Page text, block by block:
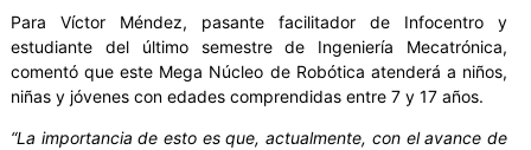
Para Víctor Méndez, pasante facilitador de Infocentro y
estudiante del último semestre de Ingeniería Mecatrónica,
comentó que este Mega Núcleo de Robótica atenderá a niños,
niñas y jóvenes con edades comprendidas entre 7 y 17 años.
“La importancia de esto es que, actualmente, con el avance de